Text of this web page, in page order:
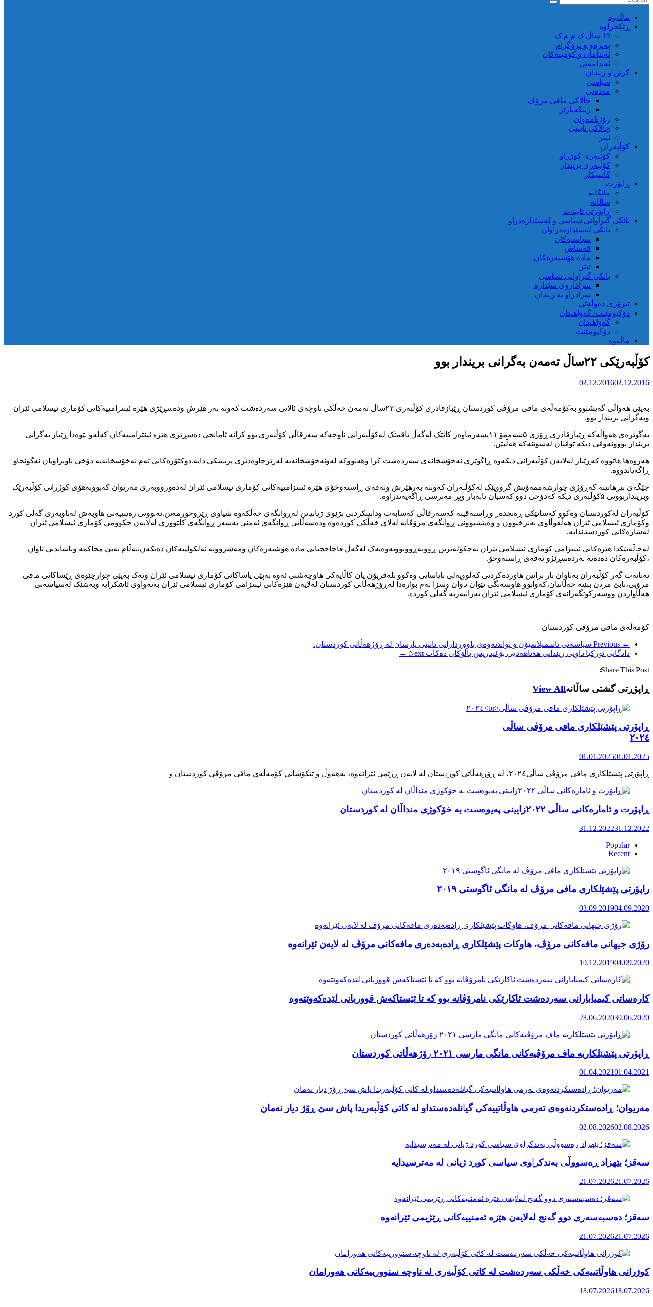
ماڵه‌وه‌
ڕێکخراوە
19 ساڵ ک م م ک
پەیڕەو و پڕۆگرام
ئەندامان و کۆمیتەکان
ئەندامەتی
گرتن و زیندان
سیاسی
مەدەنی
چالاکی مافی مرۆڤ
ژینگەپارێز
رۆژنامەوان
چالاکی ئایینی
ئیتر
کۆڵبەران
کۆڵبەری کوژراو
کؤڵبەری بریندار
کاسبکار
ڕاپۆرت
مانگانە
ساڵانە
ڕاپۆرتی تایبەت
بانکی گیراوانی سیاسی و لەسێدارەدراو
بانکی لەسێدارەدراوان
سیاسیەکان
قەساس
مادە هۆشبەرەکان
ئیتر
بانکی گیراوانی سیاسی
سزاداروی سێدارە
سزادراو بە زیندان
تیرۆری دەوڵەتی
دۆکیومێنت/ گەواهیدان
گەواهیدان
دۆکیومێنت
ماڵەوە
کۆڵبەرێکی ۲۲ساڵ تەمەن بەگرانی بریندار بوو
02.12.201602.12.2016
بەپێی هەواڵی گەیشتوو بەکۆمەڵەی مافی مرۆڤی کوردستان ڕێبازقادری کۆڵبەری ۲۲ساڵ تەمەن خەڵکی ناوچەی ئالانی سەردەشت کەوتە بەر هێرش ودەسڕێژی هێزە ئینتزامییەکانی کۆماری ئیسلامی ئێران
وبەگرانی بریندار بوو.
بەگوێرەی هەواڵەکە ڕێبازقادری ڕۆژی ۵شەممۆ ۱۱یسەرماوەز کاتێک لەگەڵ تاقمێک لەکۆڵبەرانی ناوچەکە سەرقاڵی کۆڵبەری بوو کرانە ئامانجی دەسڕێژی هێزە ئینتزامییەکان کەلەو نێوەدا ڕێباز بەگرانی
بریندار بوووئەوانی دیکە توانیان لەشوێنەکە هەڵبێن.
هەروەها هاتووە کەڕێباز لەلایەن کۆڵبەرانی دیکەوە ڕاگوێزی نەخۆشخانەی سەردەشت کرا وهەنووکە لەونەخۆشخانەیە لەژێرچاوەدێری پزیشکی دایە.دوکتۆرەکانی ئەم نەخۆشخانەیە دۆخی ناوبراویان نەگونجاو
ڕاگەیاندووە.
جێگەی بیرهانینە کەڕۆژی چوارشەممەۆیش گرووپێک لەکۆڵبەران کەوتنە بەرهێرش وتەقەی ڕاستەوخۆی هێزە ئینتزامییەکانی کۆماری ئیسلامی ئێران لەدەورووبەری مەریوان کەبووبەهۆی کوژرانی کۆڵبەرێک
وبرینداربوونی ۵کۆڵبەری دیکە کەدۆخی دوو کەسیان نالەبار وپڕ مەترسی ڕاگەیەندراوە.
کۆڵبەران لەکوردستان وەکوو کەسانێکی ڕەنجدەر وڕاستەقینە کەسەرقاڵی کەسابەت ودابینکردنی بژێوی ژیانیانن لەڕوانگەی خەڵکەوە شیاوی ڕێزوحورمەتن.نەبوونی زەینییەتی هاوبەش لەناوبەری گەلی کورد
وکۆماری ئیسلامی ئێران هەڵقوڵاوی بەنرخبوون و وەپێشبوونی ڕوانگەی مرۆڤانە لەلای خەڵکی کوردەوە ودەسەڵاتی ڕوانگەی ئەمنی بەسەر ڕوانگەی کلتووری لەلایەن حکوومی کۆماری ئیسلامی ئێران
لەشارەکانی کوردستاندایە.
لەحاڵەتێکدا هێزەکانی ئینتزامی کۆماری ئیسلامی ئێران بەچکۆلەترین ڕووبەڕووبوونەوەیەک لەگەڵ قاچاخچیانی مادە هۆشبەرەکان ومەشرووبە ئەلکولییەکان دەیکەن،بەڵام بەبێ محاکمە وناساندنی تاوان
،کۆڵبەرەکان دەدەنە بەردەسڕێژو تەقەی ڕاستەوخۆ.
تەنانەت گەر کۆڵبەران بەتاوان بار بزانین هاوردەکردنی کەلووپەلی نایاسایی وەکوو تلەڤزیۆن یان کاڵایەکی هاوچەشنی ئەوە بەپێی یاساکانی کۆماری ئیسلامی ئێران ونەک بەپێی چوارچێوەی ڕێساکانی مافی
مرۆیی،نابێ مردن ببێتە خەڵاتیان،کەوابوو هاوسەنگی نێوان تاوان وسزا لەم بوارەدا لەڕۆژهەڵاتی کوردستان لەلایەن هێزەکانی ئینتزامی کۆماری ئیسلامی ئێران بەتەواوی ئاشکرایە وبەشێک لەسیاسەتی
هەڵاواردن ووسەرکوتگەرانەی کۆماری ئیسلامی ئێران بەرانبەربە گەلی کوردە.
کۆمەڵەی مافی مرۆڤی کوردستان
← Previous
سیاسەتی ئاسمیلاسیۆن و تواندنەوەی باوەڕدارانی ئایینی یارسان لە ڕۆژهەڵاتی کوردستان.
دادگایی تورکیا داویی زیندانی هەتاهەتایی بۆ ئیدریس باڵۆکان دەکات Next →
Share This Post:
ڕاپۆڕتی گشتی ساڵانهView All
ڕاپۆرتی پێشێلکاری مافی مرۆڤی ساڵی
٢٠٢٤
01.01.202501.01.2025
ڕاپۆرت و ئامارەکانی ساڵی ٢٠٢٢زایینی پەیوەست بە خۆکوژی منداڵان لە کوردستان
31.12.202231.12.2022
Popular
Recent
راپۆرتی پێشێلكاری مافی مرۆڤ له‌ مانگی ئاگوستی ٢٠١٩
03.09.201904.09.2020
رۆژی جیهانی مافەکانی مرۆڤ، هاوکات پێشێلکاری ڕادەبەدەری مافەکانی مرۆڤ لە لایەن ئێرانەوە
10.12.201904.09.2020
کارەساتی کیمیابارانی سەردەشت ئاکارێکی نامرۆڤانە بوو کە تا ئێستاکەش قووربانی لێدەکەوێتەوە
28.06.202030.06.2020
ڕاپۆرتی پێشێلکاریە ماف مرۆڤیەکانی مانگی مارسی ٢٠٢١ رۆژهەڵاتی کوردستان
01.04.202101.04.2021
مەریوان؛ ڕادەستکردنەوەی تەرمی هاوڵاتییەکی گیانلەدەستداو لە کاتی کۆڵبەریدا پاش سێ ڕۆژ دیار نەمان
02.08.202602.08.2026
سەقز؛ بێهزاد ڕەسووڵی بەندکراوی سیاسی کورد ژیانی لە مەترسیدایە
21.07.202621.07.2026
سەقز؛ دەسبەسەری دوو گەنج لەلایەن هێزە ئەمنییەکانی ڕێژیمی ئێرانەوە
21.07.202621.07.2026
کوژرانی هاوڵاتییەکی خەڵکی سەردەشت لە کاتی کۆڵبەری لە ناوچە سنوورییەکانی هەورامان
18.07.202618.07.2026